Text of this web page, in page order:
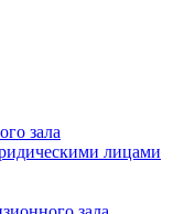
зала
лицами